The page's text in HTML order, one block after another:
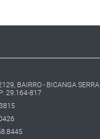
BAIRRO - BICANGA SERRA
29.164-817